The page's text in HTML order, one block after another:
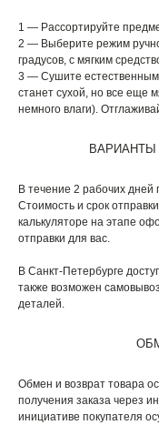
1 — Рассортируйте
2 — Выберите режим
градусов, с мягким
3 — Сушите естественным
станет сухой, но все еще
немного влаги).
ВАРИАНТЫ
В течение 2 рабочих
Стоимость и срок
калькуляторе на этапе
отправки для вас.
В Санкт-Петербурге
также возможен
деталей.
Обмен и возврат товара
получения заказа через
инициативе покупателя